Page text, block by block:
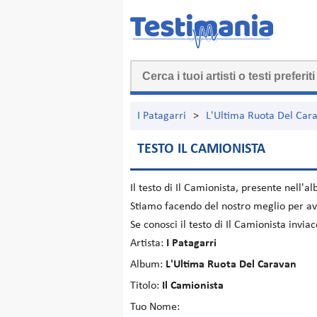
I Patagarri > L'Ultima Ruota Del
TESTO IL CAMIONISTA
Il testo di Il Camionista, presente
Stiamo facendo del nostro meglio per
Se conosci il testo di Il Camionista
Artista:
I Patagarri
Album: L'Ultima Ruota Del Caravan
Titolo:
Il Camionista
Tuo Nome: